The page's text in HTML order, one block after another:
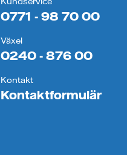
0771 - 98 70 00
Växel
0240 - 876 00
Kontakt
Kontaktformulär